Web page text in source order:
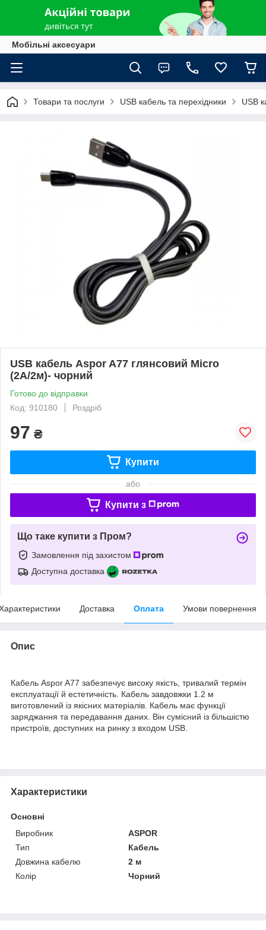
Мобільні аксесуари
Товари та послуги USB кабель та перехідники USB
USB кабель Aspor A77 глянсовий Micro
(2A/2м)- чорний
Готово до відправки
Код: 910180
Роздріб
97 ₴
Купити
або
Купити з
Що таке купити з Пром?
Замовлення під захистом
Доступна доставка
Доставка Оплата Умови повернення
Опис
Кабель Aspor A77 забезпечує високу якість, тривалий термін
експлуатації й естетичність. Кабель завдовжки 1.2 м
виготовлений із якісних матеріалів. Кабель має функції
заряджання та передавання даних. Він сумісний із більшістю
пристроїв, доступних на ринку з входом USB.
Характеристики
Основні
Виробник
ASPOR
Тип
Кабель
Довжина кабелю
2 м
Колір
Чорний